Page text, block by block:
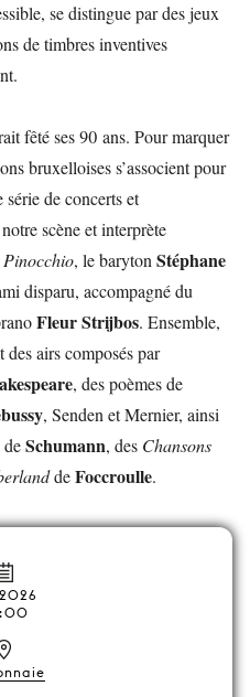
se distingue par des jeux
de timbres inventives
fêté ses 90 ans. Pour marquer
bruxelloises s’associent pour
de concerts et
scène et interprète
Pinocchio, le baryton Stéphane
disparu, accompagné du
Fleur Strijbos. Ensemble,
airs composés par
, des poèmes de
, Senden et Mernier, ainsi
deSchumann, des Chansons
deFoccroulle.